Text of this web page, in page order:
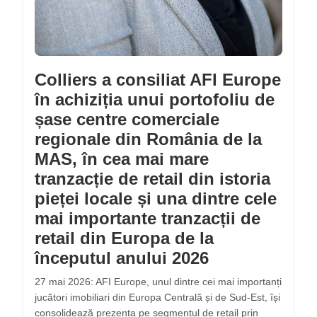
Colliers a consiliat AFI Europe
în achiziția unui portofoliu de
șase centre comerciale
regionale din România de la
MAS, în cea mai mare
tranzacție de retail din istoria
pieței locale și una dintre cele
mai importante tranzacții de
retail din Europa de la
începutul anului 2026
27 mai 2026: AFI Europe, unul dintre cei mai importanți
jucători imobiliari din Europa Centrală și de Sud-Est, își
consolidează prezența pe segmentul de retail prin